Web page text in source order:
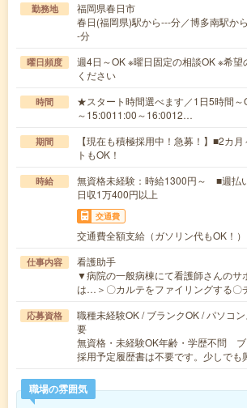
勤務地
福岡県春日市
春日(福岡県)駅から---分／博多南駅か
-分
曜日頻度
週4日～OK ※曜日固定の相談OK ※希望
ください
時間
★スタート時間選べます／1日5時間～
～15:0011:00～16:0012…
期間
【現在も積極採用中！急募！】■2カ
トもOK！
時給
無資格未経験：時給1300円～ ■週
日収1万400円以上
交通費
交通費全額支給（ガソリン代もOK！）
仕事内容
看護助手
▼病院の一般病棟にて看護師さんのサ
は…＞〇カルテをファイリングする
応募資格
職種未経験OK / ブランクOK / パソコ
要
無資格・未経験OK年齢・学歴不問
採用予定履歴書は不要です。少しで
職場の雰囲気